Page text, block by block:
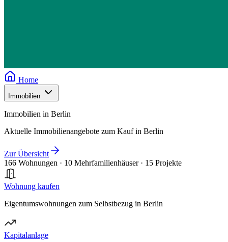
Home
Immobilien
Immobilien in Berlin
Aktuelle Immobilienangebote zum Kauf in Berlin
Zur Übersicht
166 Wohnungen · 10 Mehrfamilienhäuser · 15 Projekte
Wohnung kaufen
Eigentumswohnungen zum Selbstbezug in Berlin
Kapitalanlage